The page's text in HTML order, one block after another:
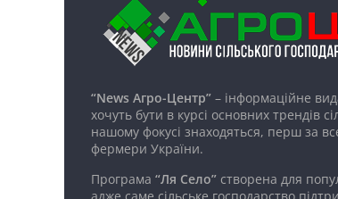
“News Агро-Центр” – інформаційне
хочуть бути в курсі основних трендів
нашому фокусі знаходяться, перш за
фермери України.
Програма “Ля Село” створена для
адже саме сільське господарство